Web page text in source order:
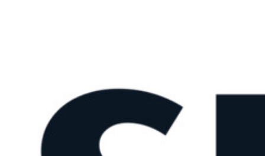
オープンソース・セキュリティ・サミット
Bitwardenセキュリティホワイトペーパー
トレーニング